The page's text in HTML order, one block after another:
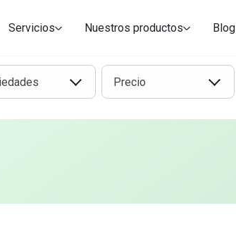
Precio
Servicios Nuestros productos Blog